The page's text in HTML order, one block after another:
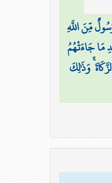
مِّنَ اللَّهِ
مَا جَاءَتْهُمُ
وَذَٰلِكَ